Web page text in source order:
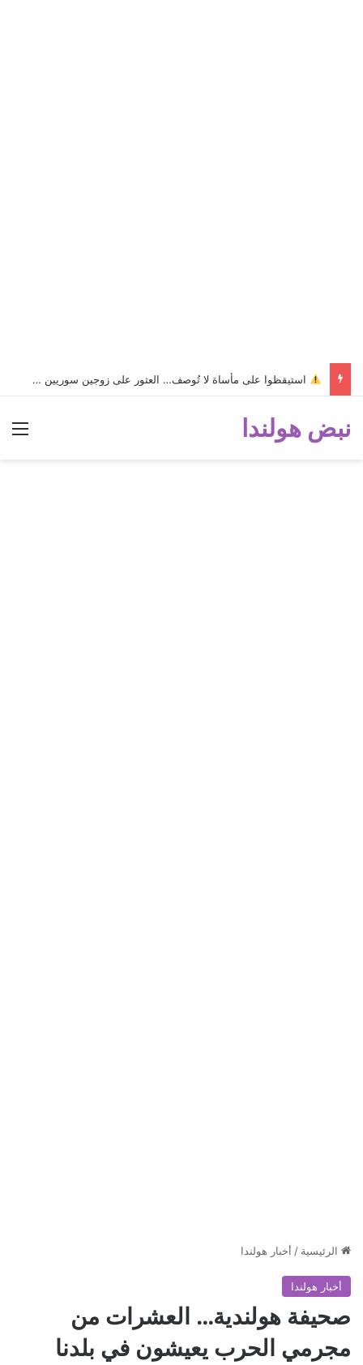
استيقظوا على مأساة لا تُوصف… العثور على زوجين سوريين متوفـيـيـن داخل منزلهما!
نبض هولندا
الرئيسية / أخبار هولندا
أخبار هولندا
صحيفة هولندية… العشرات من
مجرمي الحرب يعيشون في بلدنا